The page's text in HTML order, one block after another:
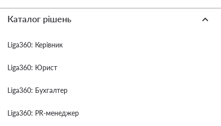
Каталог рішень
Liga360: Керівник
Liga360: Юрист
Liga360: Бухгалтер
Liga360: PR-менеджер